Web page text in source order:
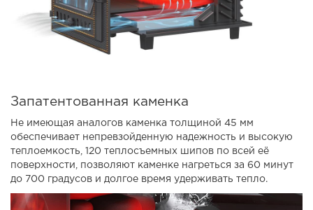
Запатентованная каменка
Не имеющая аналогов каменка толщиной 45 мм
обеспечивает непревзойденную надежность и высокую
теплоемкость, 120 теплосъемных шипов по всей её
поверхности, позволяют каменке нагреться за 60 минут
до 700 градусов и долгое время удерживать тепло.